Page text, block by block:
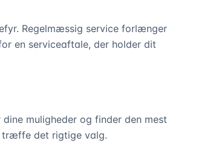
Regelmæssig service forlænger
en serviceaftale, der holder dit
muligheder og finder den mest
træffe det rigtige valg.